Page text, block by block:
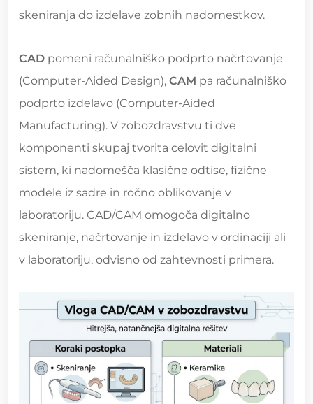
skeniranja do izdelave zobnih nadomestkov.
CAD pomeni računalniško podprto načrtovanje
(Computer-Aided Design), CAM pa računalniško
podprto izdelavo (Computer-Aided
Manufacturing). V zobozdravstvu ti dve
komponenti skupaj tvorita celovit digitalni
sistem, ki nadomešča klasične odtise, fizične
modele iz sadre in ročno oblikovanje v
laboratoriju. CAD/CAM omogoča digitalno
skeniranje, načrtovanje in izdelavo v ordinaciji ali
v laboratoriju, odvisno od zahtevnosti primera.